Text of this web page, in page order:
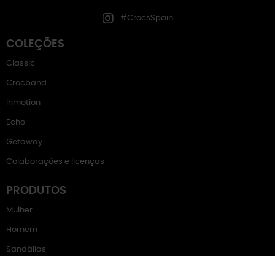
#CrocsSpain
COLEÇÕES
Classic
Crocband
Inmotion
Echo
Getaway
Colaborações e licenças
PRODUTOS
Mulher
Homem
Sandálias